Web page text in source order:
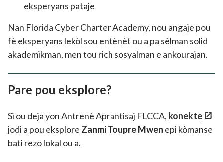
eksperyans pataje
Nan Florida Cyber Charter Academy, nou angaje pou
fè eksperyans lekòl sou entènèt ou a pa sèlman solid
akademikman, men tou rich sosyalman e ankourajan.
Pare pou eksplore?
Si ou deja yon Antrenè Aprantisaj FLCCA, konekte
jodi a pou eksplore Zanmi Toupre Mwen epi kòmanse
bati rezo lokal ou a.